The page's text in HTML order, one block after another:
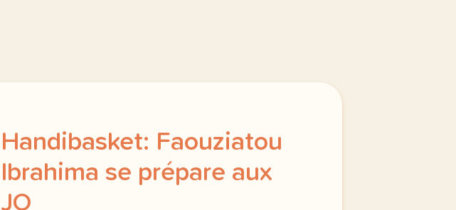
Handibasket: Faouziatou
Ibrahima se prépare aux
JO